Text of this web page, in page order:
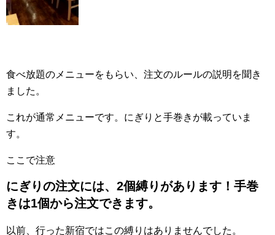
食べ放題のメニューをもらい、注文のルールの説明を聞き
ました。
これが通常メニューです。にぎりと手巻きが載っていま
す。
ここで注意
にぎりの注文には、2個縛りがあります！手巻
きは1個から注文できます。
以前、行った新宿ではこの縛りはありませんでした。